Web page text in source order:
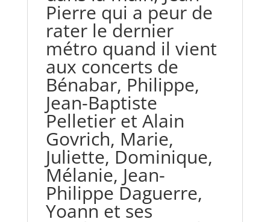
Pierre qui a peur de
rater le dernier
métro quand il vient
aux concerts de
Bénabar, Philippe,
Jean-Baptiste
Pelletier et Alain
Govrich, Marie,
Juliette, Dominique,
Mélanie, Jean-
Philippe Daguerre,
Yoann et ses